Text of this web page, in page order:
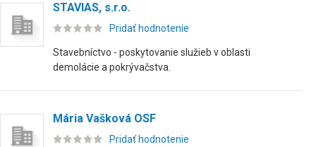
STAVIAS, s.r.o.
Pridať hodnotenie
Stavebníctvo - poskytovanie služieb v oblasti
demolácie a pokrývačstva.
Mária Vašková OSF
Pridať hodnotenie